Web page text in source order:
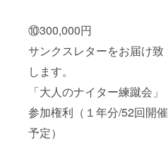
⑩300,000円
サンクスレターをお届け致
します。
「大人のナイター練蹴会」
参加権利（１年分/52回開催
予定）